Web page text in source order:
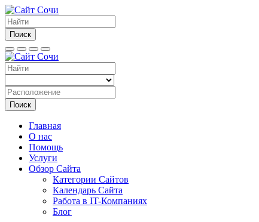
Поиск
Поиск
Главная
О нас
Помощь
Услуги
Обзор Сайта
Категории Сайтов
Календарь Сайта
Работа в IT-Компаниях
Блог